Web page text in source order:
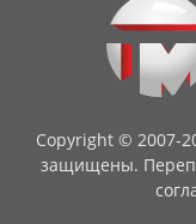
Copyright © 2007-
защищены.